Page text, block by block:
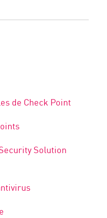
de Check Point
Solution